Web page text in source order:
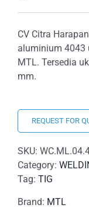
CV Citra
aluminium 4043
MTL. Tersedia
mm.
REQUEST FOR
SKU:
Category:
Tag: TIG
Brand: MTL